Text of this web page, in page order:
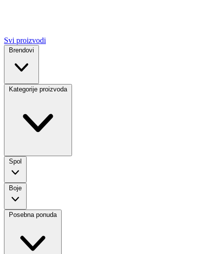
Svi proizvodi
Brendovi
Kategorije proizvoda
Spol
Boje
Posebna ponuda